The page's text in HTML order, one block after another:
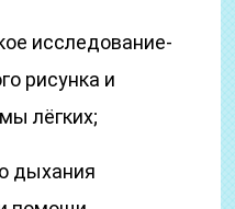
исследование-
рисунка и
лёгких;
дыхания